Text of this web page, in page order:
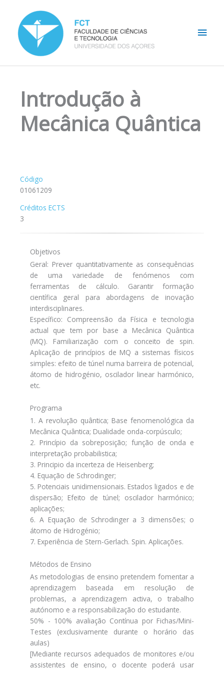
content
Introdução à
Mecânica Quântica
Código
01061209
Créditos ECTS
3
Objetivos
Geral: Prever quantitativamente as consequências
de uma variedade de fenómenos com
ferramentas de cálculo. Garantir formação
científica geral para abordagens de inovação
interdisciplinares.
Específico: Compreensão da Física e tecnologia
actual que tem por base a Mecânica Quântica
(MQ). Familiarização com o conceito de spin.
Aplicação de princípios de MQ a sistemas físicos
simples: efeito de túnel numa barreira de potencial,
átomo de hidrogénio, oscilador linear harmónico,
etc.
Programa
1. A revolução quântica; Base fenomenológica da
Mecânica Quântica; Dualidade onda-corpúsculo;
2. Princípio da sobreposição; função de onda e
interpretação probabilistica;
3. Principio da incerteza de Heisenberg;
4. Equação de Schrodinger;
5. Potenciais unidimensionais. Estados ligados e de
dispersão; Efeito de túnel; oscilador harmónico;
aplicações;
6. A Equação de Schrodinger a 3 dimensões; o
átomo de Hidrogénio;
7. Experiência de Stern-Gerlach. Spin. Aplicações.
Métodos de Ensino
As metodologias de ensino pretendem fomentar a
aprendizagem baseada em resolução de
problemas, a aprendizagem activa, o trabalho
autónomo e a responsabilização do estudante.
50% - 100% avaliação Contínua por Fichas/Mini-
Testes (exclusivamente durante o horário das
aulas)
[Mediante recursos adequados de monitores e/ou
assistentes de ensino, o docente poderá usar